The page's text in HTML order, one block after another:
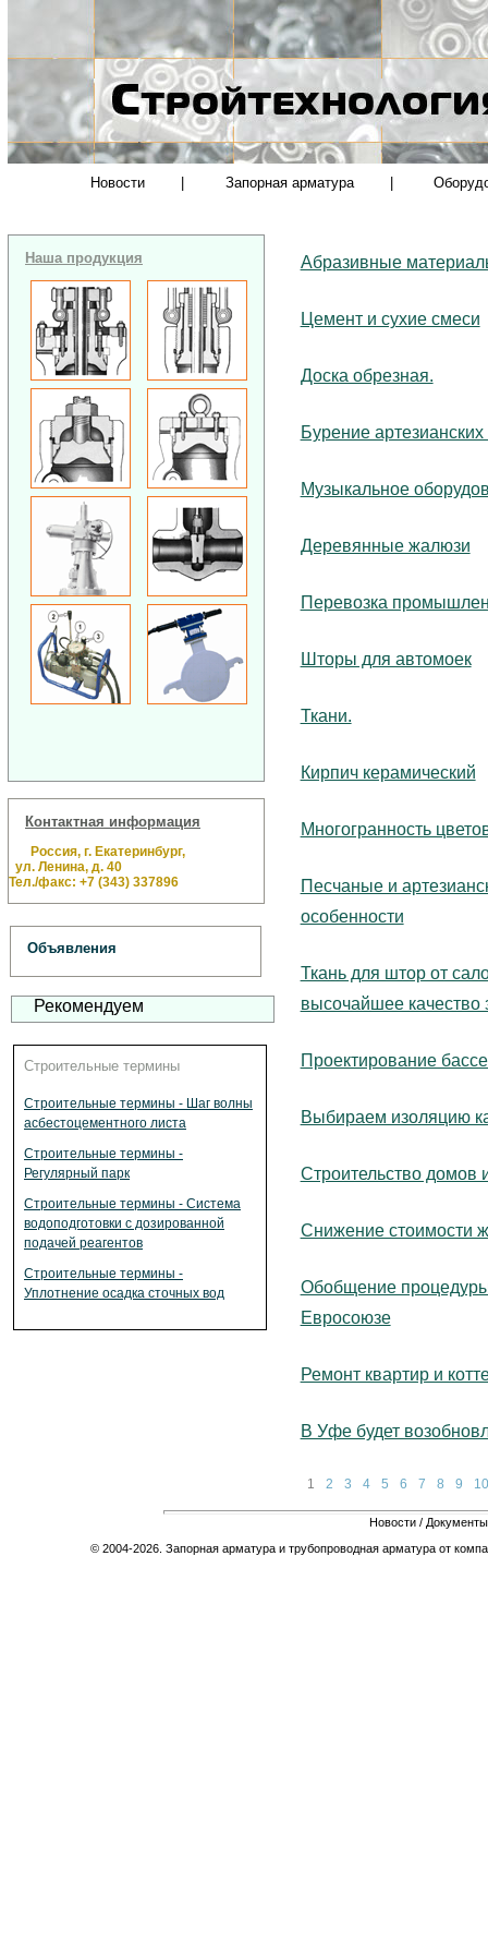
Новости Запорная арматура
Наша продукция
Контактная информация
Россия, г. Екатеринбург,
ул. Ленина, д. 40
Тел./факс: +7 (343) 337896
Объявления
Рекомендуем
Строительные термины
Строительные термины - Шаг волны
асбестоцементного листа
Строительные термины -
Регулярный парк
Строительные термины - Система
водоподготовки с дозированной
подачей реагентов
Строительные термины -
Уплотнение осадка сточных вод
Абразивные
Цемент и сухие смеси
Доска обрезная.
Бурение
Музыкальное
Деревянные жалюзи
Перевозка
Шторы для автомоек
Ткани.
Кирпич керамический
Многогранность
Песчаные и
особенности
Ткань для штор от
высочайшее
Проектирование
Выбираем изоляцию
Строительство домов
Снижение стоимости
Обобщение процедуры
Евросоюзе
Ремонт квартир и
В Уфе будет
1 2 3 4 5 6 7 8 9 10
Новости / Документы
© 2004-2026. Запорная арматура и трубопроводная арматура от